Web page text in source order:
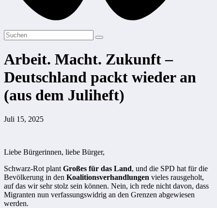
Arbeit. Macht. Zukunft –
Deutschland packt wieder an
(aus dem Juliheft)
Juli 15, 2025
Liebe Bürgerinnen, liebe Bürger,
Schwarz-Rot plant Großes für das Land, und die SPD hat für die
Bevölkerung in den Koalitionsverhandlungen vieles rausgeholt,
auf das wir sehr stolz sein können. Nein, ich rede nicht davon, dass
Migranten nun verfassungswidrig an den Grenzen abgewiesen
werden.